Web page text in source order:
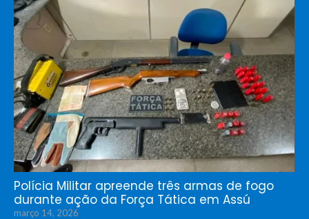
Polícia Militar apreende três armas de fogo
durante ação da Força Tática em Assú
março 14, 2026